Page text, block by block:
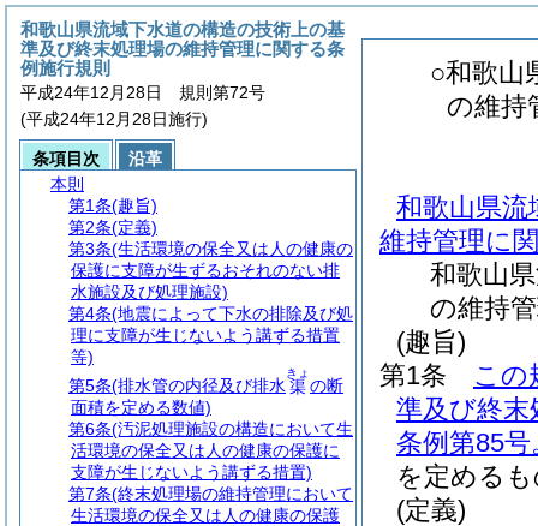
○和歌山
の維持
和歌山県流
維持管理に
和歌山
の維持
(趣旨)
第1条
この
準及び終
条例第85
を定める
(定義)
和歌山県流域下水道の構造の技術上の基
準及び終末処理場の維持管理に関する条
例施行規則
平成24年12月28日 規則第72号
(平成24年12月28日施行)
条項目次
沿革
本則
第1条(趣旨)
第2条(定義)
第3条(生活環境の保全又は人の健康の
保護に支障が生ずるおそれのない排
水施設及び処理施設)
第4条(地震によって下水の排除及び処
理に支障が生じないよう講ずる措置
等)
第5条(排水管の内径及び排水 渠
きょ
の断
面積を定める数値)
第6条(汚泥処理施設の構造において生
活環境の保全又は人の健康の保護に
支障が生じないよう講ずる措置)
第7条(終末処理場の維持管理において
生活環境の保全又は人の健康の保護